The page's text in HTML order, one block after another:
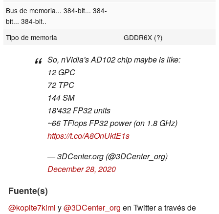
Bus de memoria... 384-bit... 384-
bit... 384-bit..
Tipo de memoria
GDDR6X (?)
So, nVidia's AD102 chip maybe is like:
12 GPC
72 TPC
144 SM
18'432 FP32 units
~66 TFlops FP32 power (on 1.8 GHz)
https://t.co/A8OnUktE1s
— 3DCenter.org (@3DCenter_org)
December 28, 2020
Fuente(s)
@kopite7kimi y@3DCenter_org en Twitter a través de